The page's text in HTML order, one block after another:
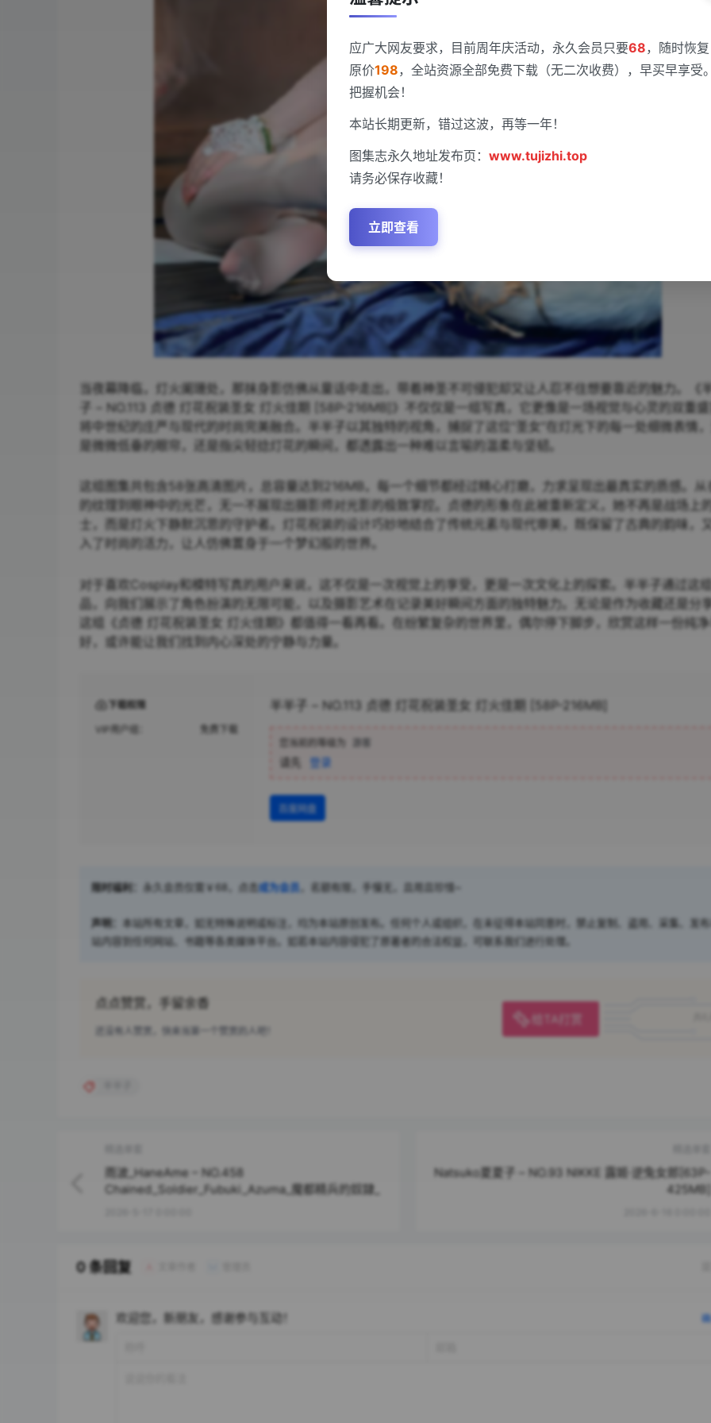
当夜幕降临，灯火阑珊处，那抹身影仿佛从童话中走出，带着神圣不可侵犯却又让人忍不住想要靠近的魅力。《
子 – NO.113 贞德 灯花祝装圣女 灯火佳期 [58P-216MB]》不仅仅是一组写真，它更像是一场视觉与心灵的双重
将中世纪的庄严与现代的时尚完美融合。半半子以其独特的视角，捕捉了这位“圣女”在灯光下的每一处细微表情
是微微低垂的眼帘，还是指尖轻捻灯花的瞬间，都透露出一种难以言喻的温柔与坚韧。
这组图集共包含58张高清图片，总容量达到216MB，每一个细节都经过精心打磨，力求呈现出最真实的质感。从
的纹理到眼神中的光芒，无一不展现出摄影师对光影的极致掌控。贞德的形象在此被重新定义，她不再是战场上
士，而是灯火下静默沉思的守护者。灯花祝装的设计巧妙地结合了传统元素与现代审美，既保留了古典的韵味，
入了时尚的活力，让人仿佛置身于一个梦幻般的世界。
对于喜欢Cosplay和模特写真的用户来说，这不仅是一次视觉上的享受，更是一次文化上的探索。半半子通过这
品，向我们展示了角色扮演的无限可能，以及摄影艺术在记录美好瞬间方面的独特魅力。无论是作为收藏还是分
这组《贞德 灯花祝装圣女 灯火佳期》都值得一看再看。在纷繁复杂的世界里，偶尔停下脚步，欣赏这样一份纯
好，或许能让我们找到内心深处的宁静与力量。
下载权限
VIP用户组：
半半子 – NO.113 贞德 灯花祝装圣女 灯火佳期 [58P-216MB]
请先 登录
限时福利： 永久会员仅需￥68，点击成为会员 ，名额有限，手慢无，且用且珍惜~
声明：
本站所有文章，如无特殊说明或标注，均为本站原创发布。任何个人或组织，在未征得本站同意时，禁止复制、盗用、采集、发
站内容到任何网站、书籍等各类媒体平台。如若本站内容侵犯了原著者的合法权益，可联系我们进行处理。
点点赞赏，手留余香
给TA打赏
雨波_HaneAme – NO.458
Chained_Soldier_Fubuki_Azuma_魔都精兵的奴隸_
Natsuko夏夏子 – NO.93 NIKKE 露姬·逆兔女郎[63P-
425MB]
0 条回复
欢迎您，新朋友，感谢参与互动！
应广大网友要求，目前周年庆活动，永久会员只要68，随时恢复
原价198，全站资源全部免费下载（无二次收费），早买早享受
把握机会！
本站长期更新，错过这波，再等一年！
图集志永久地址发布页： www.tujizhi.top
请务必保存收藏！
立即查看